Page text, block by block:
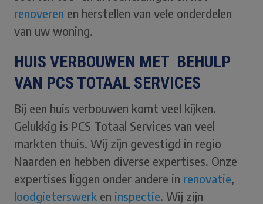
renoveren en herstellen van vele onderdelen
van uw woning.
HUIS VERBOUWEN MET BEHULP
VAN PCS TOTAAL SERVICES
Bij een huis verbouwen komt veel kijken.
Gelukkig is PCS Totaal Services van veel
markten thuis. Wij zijn gevestigd in regio
Naarden en hebben diverse expertises. Onze
expertises liggen onder andere in renovatie,
loodgieterswerk en inspectie. Wij zijn